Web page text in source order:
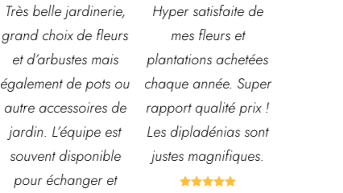
Hyper satisfaite de
mes fleurs et
plantations achetées
chaque année. Super
rapport qualité prix !
Les dipladénias sont
justes magnifiques.

Composition
magnifique pour le
baptême et le
mariage!
Bouquet mariée,
centre de table et
Bouquet table
d'honneur.